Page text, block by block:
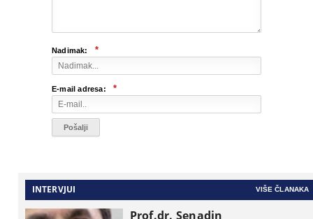
Nadimak: *
E-mail adresa: *
INTERVJUI VIŠE ČLANAKA
Prof.dr. Senadin